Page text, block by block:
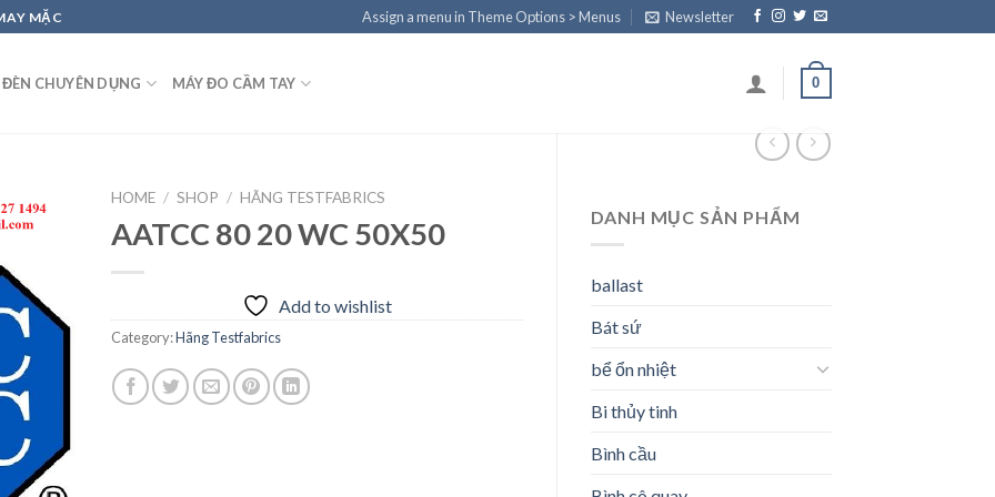
MẶC Assign a menu in Theme Options > Menus Newsletter
CHUYÊN DỤNG MÁY ĐO CẦM TAY 0
DANH MỤC SẢN PHẨM
ballast
Bát sứ
bể ổn nhiệt
Bi thủy tinh
Bình cầu
Add to
wishlist
HOME / SHOP / HÃNG TESTFABRICS
AATCC 80 20 WC 50X50
Add to wishlist
Category:Hãng Testfabrics